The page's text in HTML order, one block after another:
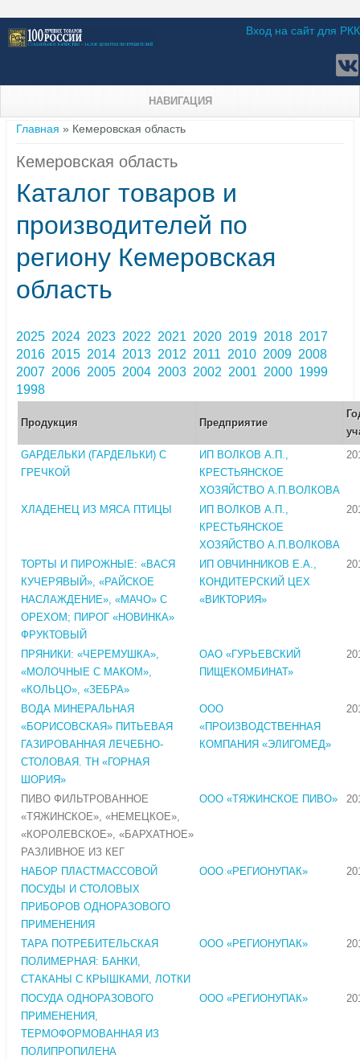
Вход на сайт для РКК
НАВИГАЦИЯ
Вы здесь
Главная » Кемеровская область
Кемеровская область
Каталог товаров и
производителей по
региону Кемеровская
область
2025 2024 2023 2022 2021 2020 2019 2018 2017
2016 2015 2014 2013 2012 2011 2010 2009 2008
2007 2006 2005 2004 2003 2002 2001 2000 1999
1998
Продукция Предприятие
GАРДЕЛЬКИ (ГАРДЕЛЬКИ) С
ГРЕЧКОЙ
ИП ВОЛКОВ А.П.,
КРЕСТЬЯНСКОЕ
ХОЗЯЙСТВО А.П.ВОЛКОВА
ХЛАДЕНЕЦ ИЗ МЯСА ПТИЦЫ
ИП ВОЛКОВ А.П.,
КРЕСТЬЯНСКОЕ
ХОЗЯЙСТВО А.П.ВОЛКОВА
ТОРТЫ И ПИРОЖНЫЕ: «ВАСЯ
КУЧЕРЯВЫЙ», «РАЙСКОЕ
НАСЛАЖДЕНИЕ», «МАЧО» С
ОРЕХОМ; ПИРОГ «НОВИНКА»
ФРУКТОВЫЙ
ИП ОВЧИННИКОВ Е.А.,
КОНДИТЕРСКИЙ ЦЕХ
«ВИКТОРИЯ»
ПРЯНИКИ: «ЧЕРЕМУШКА»,
«МОЛОЧНЫЕ С МАКОМ»,
«КОЛЬЦО», «ЗЕБРА»
ОАО «ГУРЬЕВСКИЙ
ПИЩЕКОМБИНАТ»
ВОДА МИНЕРАЛЬНАЯ
«БОРИСОВСКАЯ» ПИТЬЕВАЯ
ГАЗИРОВАННАЯ ЛЕЧЕБНО-
СТОЛОВАЯ. ТН «ГОРНАЯ
ШОРИЯ»
ООО
«ПРОИЗВОДСТВЕННАЯ
КОМПАНИЯ «ЭЛИГОМЕД»
ПИВО ФИЛЬТРОВАННОЕ
«ТЯЖИНСКОЕ», «НЕМЕЦКОЕ»,
«КОРОЛЕВСКОЕ», «БАРХАТНОЕ»
РАЗЛИВНОЕ ИЗ КЕГ
ООО «ТЯЖИНСКОЕ ПИВО»
НАБОР ПЛАСТМАССОВОЙ
ПОСУДЫ И СТОЛОВЫХ
ПРИБОРОВ ОДНОРАЗОВОГО
ПРИМЕНЕНИЯ
ООО «РЕГИОНУПАК»
ТАРА ПОТРЕБИТЕЛЬСКАЯ
ПОЛИМЕРНАЯ: БАНКИ,
СТАКАНЫ С КРЫШКАМИ, ЛОТКИ
ООО «РЕГИОНУПАК»
ПОСУДА ОДНОРАЗОВОГО
ПРИМЕНЕНИЯ,
ТЕРМОФОРМОВАННАЯ ИЗ
ПОЛИПРОПИЛЕНА
ООО «РЕГИОНУПАК»